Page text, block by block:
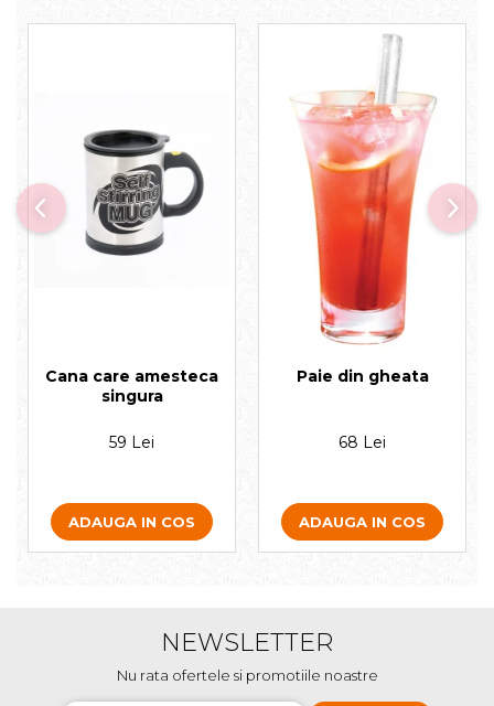
Cana care amesteca
singura
59 Lei
ADAUGA IN COS
Paie din gheata
68 Lei
ADAUGA IN COS
NEWSLETTER
Nu rata ofertele si promotiile noastre